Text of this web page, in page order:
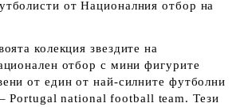
от Националния отбор на
колекция звездите на
отбор с мини фигурите
от един от най-силните футболни
Portugal national football team. Тези